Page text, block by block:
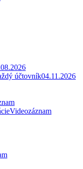
účtovník04.11.2026
Videozáznam